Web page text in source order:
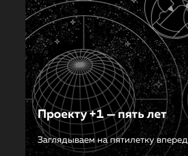
Проекту +1 — пять лет
Заглядываем на пятилетку вперед